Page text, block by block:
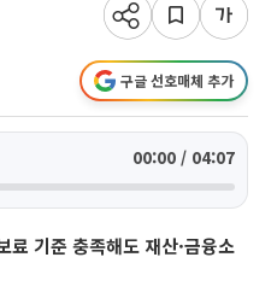
구글 선호매체 추가
00:00 / 04:07
기준 충족해도 재산·금융소